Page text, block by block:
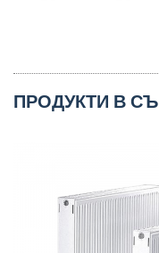
ПРОДУКТИ В